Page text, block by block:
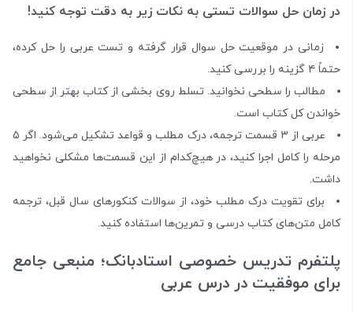
در زمان حل سوالات تستی به نکات زیر به دقت توجه کنید!
زمانی در موقعیت حل سوال قرار گرفته و تست عربی را حل کرده،
حتماً ۴ گزینه را بررسی کنید.
مطالب را سطحی نخوانید. تسلط روی بخشی از کتاب بهتر از سطحی
خواندن کل کتاب است.
عربی از ۳ قسمت ترجمه، درک مطلب و قواعد تشکیل می‌شود. اگر ۵
مرحله را کامل اجرا کنید، در هیچ‌کدام از این قسمت‌ها مشکلی نخواهید
داشت.
برای تقویت درک مطلب خود، از سوالات کنکورهای سال قبل، ترجمه
کامل متن‌های کتاب درسی و تمرین‌ها استفاده کنید.
پلتفرم تدریس خصوصی استادبانک؛ منبعی جامع
برای موفقیت در درس عربی